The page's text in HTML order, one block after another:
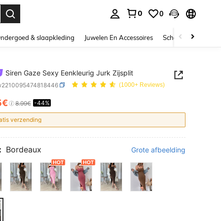
0 0
& slaapkleding Juwelen En Accessoires Schoonheid &
Siren Gaze Sexy Eenkleurig Jurk Zijsplit
(1000+ Reviews)
AND AVAILABILITY
8.99€ -44%
verzending
Bordeaux Grote afbeelding